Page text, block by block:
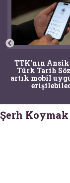
TTK'nın
Türk Tarih
artık mobil
Şerh